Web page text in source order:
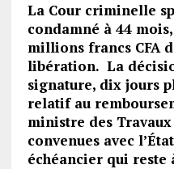
La Cour criminelle
condamné à 44
millions francs CFA
libération. La
signature, dix jours
relatif au
ministre des
convenues avec
échéancier qui reste